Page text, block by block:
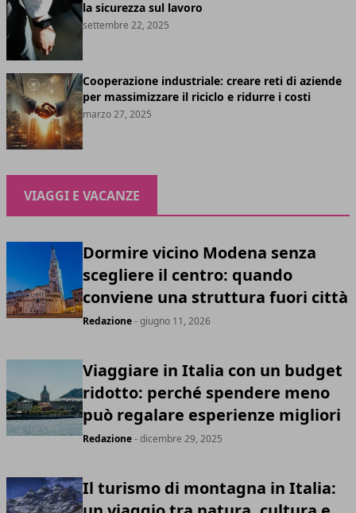
la sicurezza sul lavoro
settembre 22, 2025
Cooperazione industriale: creare reti di aziende
per massimizzare il riciclo e ridurre i costi
marzo 27, 2025
VIAGGI E VACANZE
Dormire vicino Modena senza
scegliere il centro: quando
conviene una struttura fuori città
Redazione- giugno 11, 2026
Viaggiare in Italia con un budget
ridotto: perché spendere meno
può regalare esperienze migliori
Redazione- dicembre 29, 2025
Il turismo di montagna in Italia: